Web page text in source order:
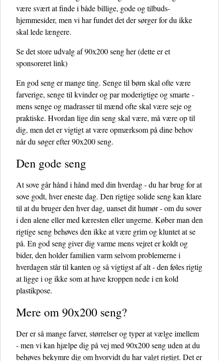
være svært at finde i både billige, gode og tilbuds-
hjemmesider, men vi har fundet det der sørger for du ikke
skal lede længere.
Se det store udvalg af 90x200 seng her(dette er et
sponsoreret link)
En god seng er mange ting. Senge til børn skal ofte være
farverige, senge til kvinder og par moderigtige og smarte -
mens senge og madrasser til mænd ofte skal være seje og
praktiske. Hvordan lige din seng skal være, må være op til
dig, men det er vigtigt at være opmærksom på dine behov
når du søger efter 90x200 seng.
Den gode seng
At sove går hånd i hånd med din hverdag - du har brug for at
sove godt, hver eneste dag. Den rigtige solide seng kan klare
til at du bruger den hver dag, uanset dit humør - om du sover
i den alene eller med kæresten eller ungerne. Køber man den
rigtige seng behøves den ikke at være grim og kluntet at se
på. En god seng giver dig varme mens vejret er koldt og
bider, den holder familien varm selvom problemerne i
hverdagen står til kanten og så vigtigst af alt - den føles rigtig
at ligge i og ikke som at have kroppen nede i en kold
plastikpose.
Mere om 90x200 seng?
Der er så mange farver, størrelser og typer at vælge imellem
- men vi kan hjælpe dig på vej med 90x200 seng uden at du
behøves bekymre dig om hvorvidt du har valgt rigtigt. Det er